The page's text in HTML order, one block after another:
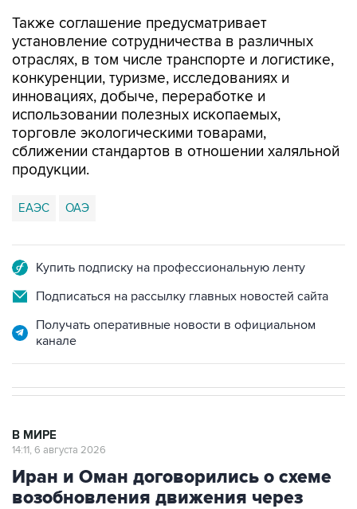
Также соглашение предусматривает
установление сотрудничества в различных
отраслях, в том числе транспорте и логистике,
конкуренции, туризме, исследованиях и
инновациях, добыче, переработке и
использовании полезных ископаемых,
торговле экологическими товарами,
сближении стандартов в отношении халяльной
продукции.
ЕАЭС ОАЭ
Купить подписку на профессиональную ленту
Подписаться на рассылку главных новостей сайта
Получать оперативные новости в официальном
канале
В МИРЕ
14:11, 6 августа 2026
Иран и Оман договорились о схеме
возобновления движения через